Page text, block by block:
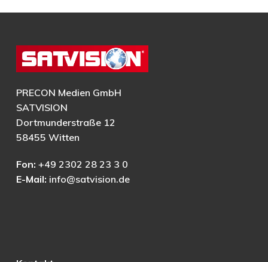
PRECON Medien GmbH
SATVISION
Dortmunderstraße 12
58455 Witten
Fon: +49 2302 28 23 3 0
E-Mail: info@satvision.de